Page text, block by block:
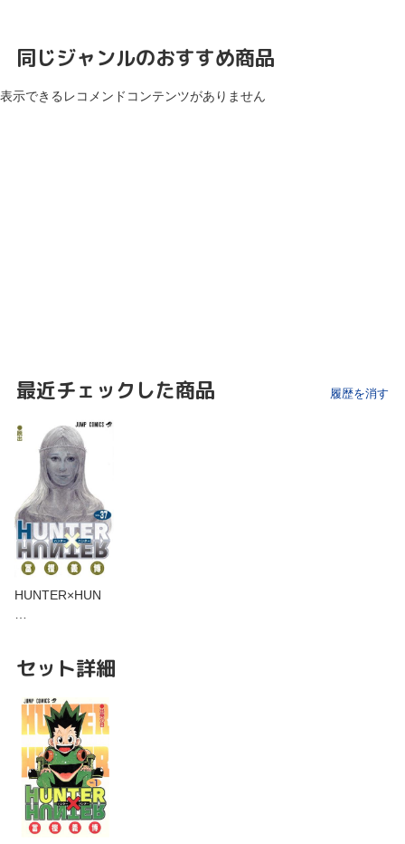
同じジャンルのおすすめ商品
表示できるレコメンドコンテンツがありません
最近チェックした商品 履歴を消す
HUNTER×HUN
セット詳細